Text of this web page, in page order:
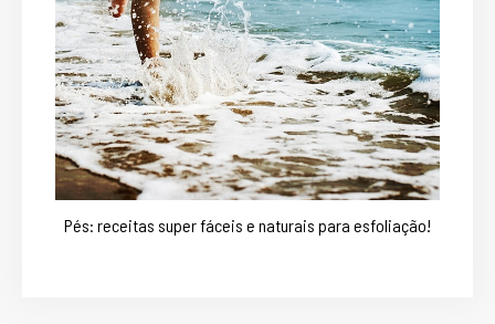
Pés: receitas super fáceis e naturais para esfoliação!